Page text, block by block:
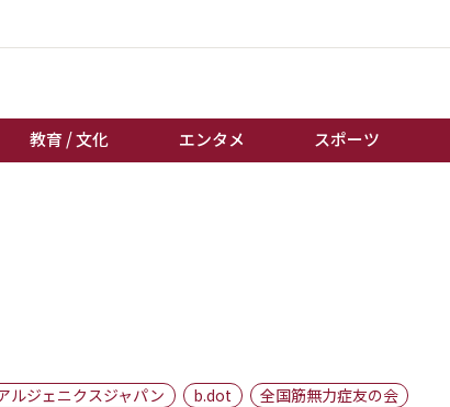
教育 / 文化 エンタメ スポーツ
地域
棋王戦
ルジェニクスジャパン b.dot
全国筋無力症友の会